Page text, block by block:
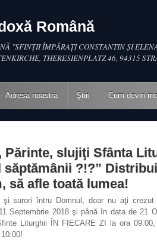
Română
"SFINŢII ÎMPĂRAŢI CONSTANTIN ŞI
THERESIENPLATZ 46, 94315
Adresa noastră Ştiri Cum devin
Părinte, slujiţi Sfânta
săptămânii ?!?”
să afle toată lumea!
şi surori întru Domnul, doar nu aţi
Septembrie 2018 şi până în data de 21
Liturghii ÎN FIECARE ZI la ora